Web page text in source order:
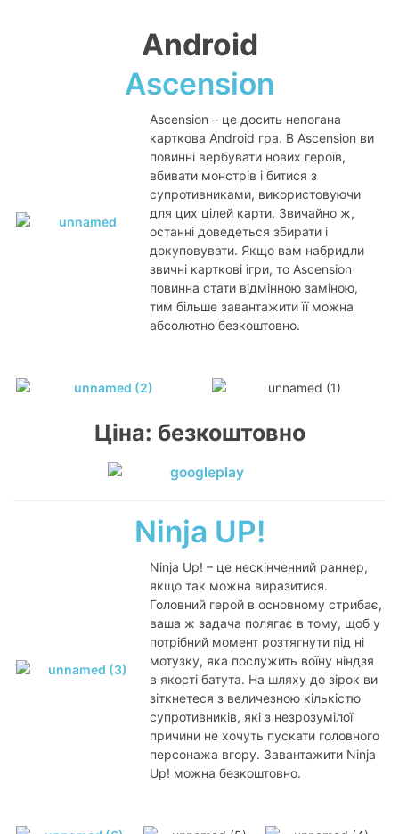
Android
Ascension
Ascension – це досить непогана
карткова Android гра. В Ascension ви
повинні вербувати нових героїв,
вбивати монстрів і битися з
супротивниками, використовуючи
для цих цілей карти. Звичайно ж,
останні доведеться збирати і
докуповувати. Якщо вам набридли
звичні карткові ігри, то Ascension
повинна стати відмінною заміною,
тим більше завантажити її можна
абсолютно безкоштовно.
Ціна: безкоштовно
Ninja UP!
Ninja Up! – це нескінченний раннер,
якщо так можна виразитися.
Головний герой в основному стрибає,
ваша ж задача полягає в тому, щоб у
потрібний момент розтягнути під ні
мотузку, яка послужить воїну ніндзя
в якості батута. На шляху до зірок ви
зіткнетеся з величезною кількістю
супротивників, які з незрозумілої
причини не хочуть пускати головного
персонажа вгору. Завантажити Ninja
Up! можна безкоштовно.